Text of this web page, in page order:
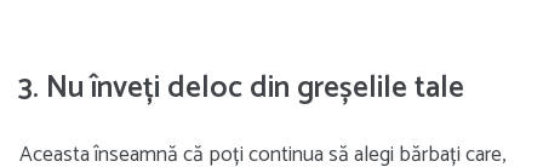
3. Nu înveți deloc din greșelile tale
Aceasta înseamnă că poți continua să alegi bărbați care,